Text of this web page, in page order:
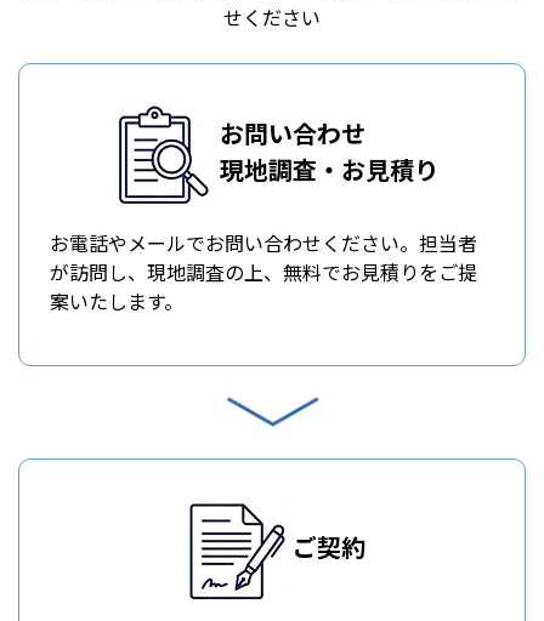
せください
お問い合わせ
現地調査・お見積り
お電話やメールでお問い合わせください。担当者
が訪問し、現地調査の上、無料でお見積りをご提
案いたします。
ご契約